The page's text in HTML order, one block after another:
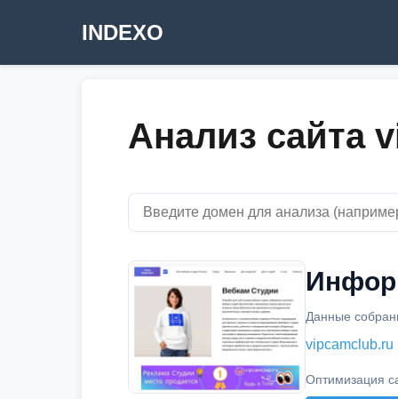
INDEXO
Анализ сайта
Данные
vipcamclub.ru
Оптимизация